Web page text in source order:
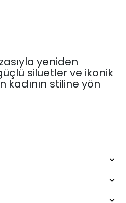
yeniden
siluetler ve ikonik
stiline yön